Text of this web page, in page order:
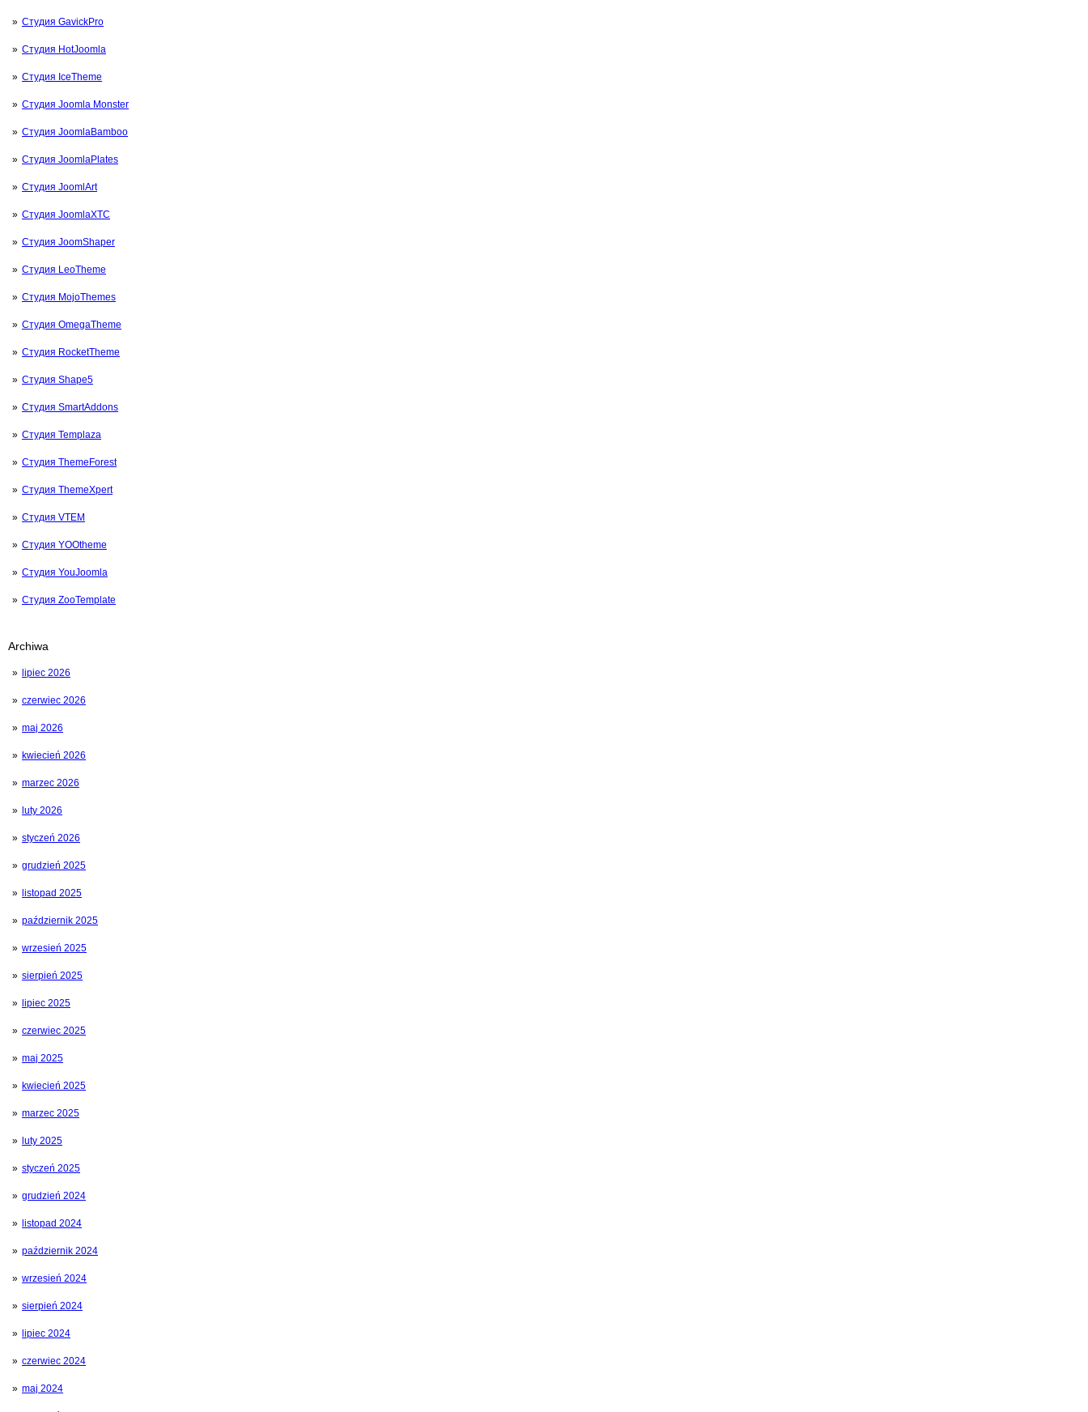
Студия GavickPro
Студия HotJoomla
Студия IceTheme
Студия Joomla Monster
Студия JoomlaBamboo
Студия JoomlaPlates
Студия JoomlArt
Студия JoomlaXTC
Студия JoomShaper
Студия LeoTheme
Студия MojoThemes
Студия OmegaTheme
Студия RocketTheme
Студия Shape5
Студия SmartAddons
Студия Templaza
Студия ThemeForest
Студия ThemeXpert
Студия VTEM
Студия YOOtheme
Студия YouJoomla
Студия ZooTemplate
Archiwa
lipiec 2026
czerwiec 2026
maj 2026
kwiecień 2026
marzec 2026
luty 2026
styczeń 2026
grudzień 2025
listopad 2025
październik 2025
wrzesień 2025
sierpień 2025
lipiec 2025
czerwiec 2025
maj 2025
kwiecień 2025
marzec 2025
luty 2025
styczeń 2025
grudzień 2024
listopad 2024
październik 2024
wrzesień 2024
sierpień 2024
lipiec 2024
czerwiec 2024
maj 2024